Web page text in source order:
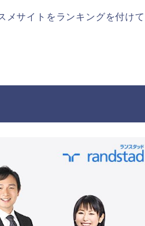
メサイトをランキングを付けて